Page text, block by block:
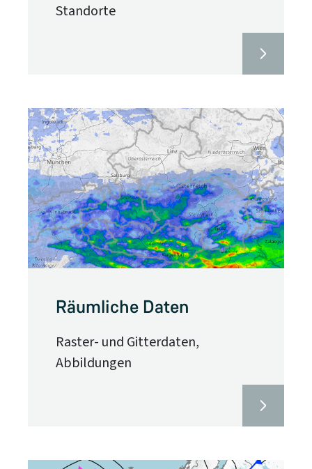
Standorte
Räumliche Daten
Raster- und Gitterdaten,
Abbildungen